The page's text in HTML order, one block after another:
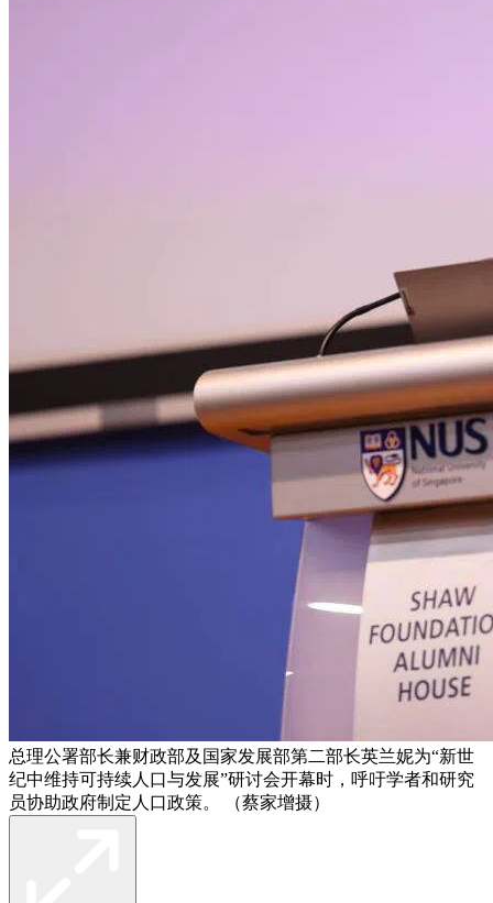
总理公署部长兼财政部及国家发展部第二部长英兰妮为“新世
纪中维持可持续人口与发展”研讨会开幕时，呼吁学者和研究
员协助政府制定人口政策。 （蔡家增摄）